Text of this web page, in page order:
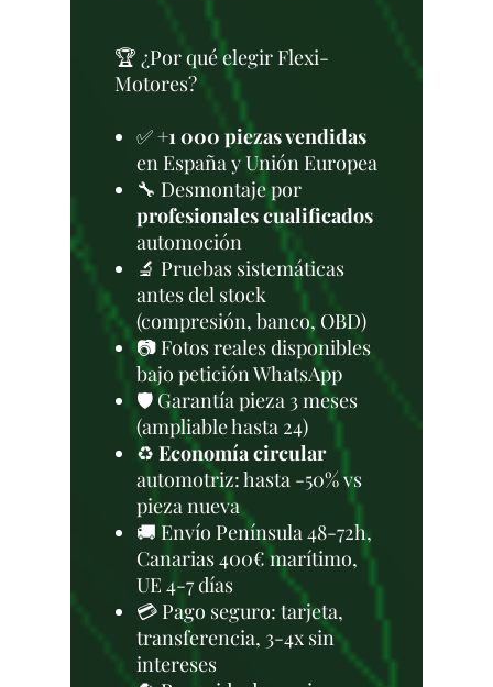
🏆 ¿Por qué elegir Flexi-
Motores?
✅+1 000 piezas vendidas
en España y Unión Europea
🔧 Desmontaje por
profesionales cualificados
automoción
🔬 Pruebas sistemáticas
antes del stock
(compresión, banco, OBD)
📷 Fotos reales disponibles
bajo petición WhatsApp
🛡️ Garantía pieza 3 meses
(ampliable hasta 24)
♻️ Economía circular
automotriz: hasta -50% vs
pieza nueva
🚚 Envío Península 48-72h,
Canarias 400€ marítimo,
UE 4-7 días
💳 Pago seguro: tarjeta,
transferencia, 3-4x sin
intereses